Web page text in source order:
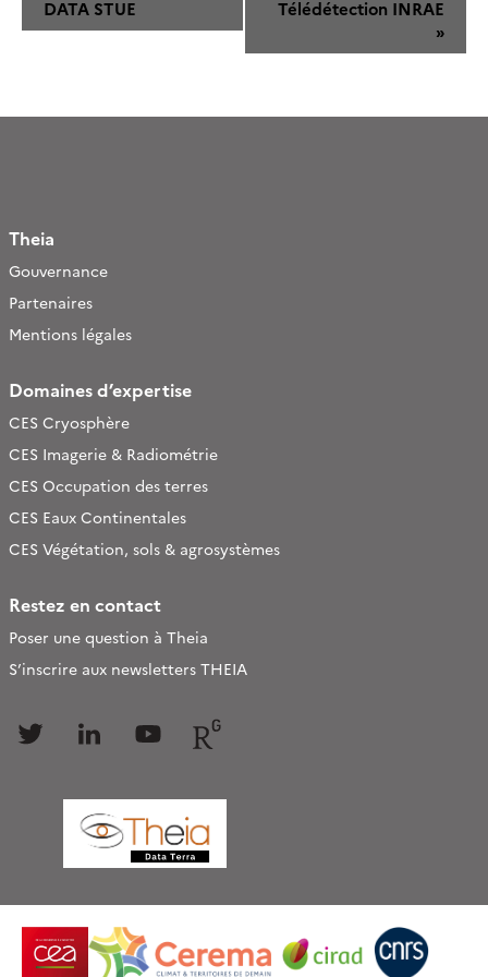
DATA STUE
Télédétection INRAE
»
Theia
Gouvernance
Partenaires
Mentions légales
Domaines d’expertise
CES Cryosphère
CES Imagerie & Radiométrie
CES Occupation des terres
CES Eaux Continentales
CES Végétation, sols & agrosystèmes
Restez en contact
Poser une question à Theia
S’inscrire aux newsletters THEIA
Follow Follow